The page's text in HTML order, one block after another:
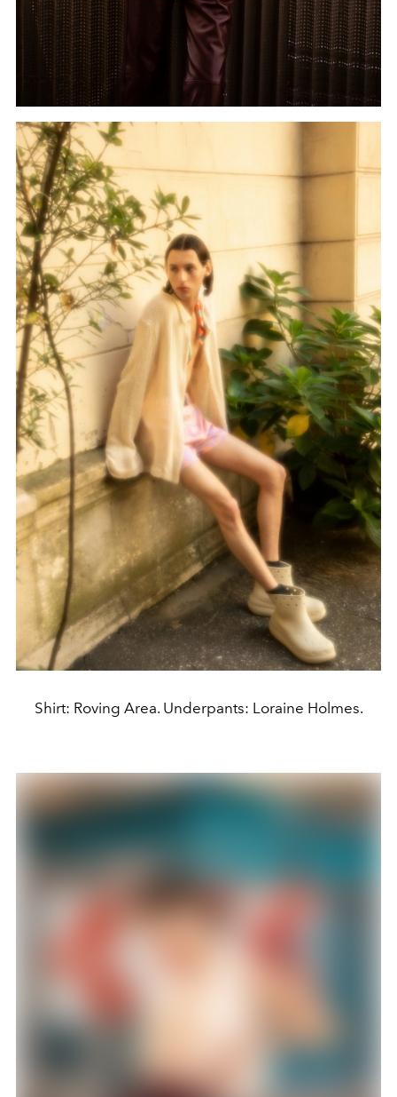
Shirt: Roving Area. Underpants: Loraine Holmes.